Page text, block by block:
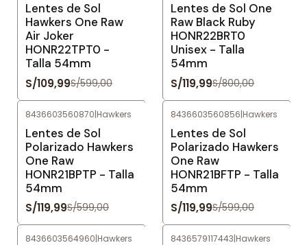
Lentes de Sol
Hawkers One Raw
Air Joker
HONR22TPT0 -
Talla 54mm
S/109,99S/599,00
Lentes de Sol One
Raw Black Ruby
HONR22BRT0
Unisex - Talla
54mm
S/119,99S/800,00
8436603560870|Hawkers
Lentes de Sol
Polarizado Hawkers
One Raw
HONR21BPTP - Talla
54mm
S/119,99S/599,00
8436603560856|Hawkers
Lentes de Sol
Polarizado Hawkers
One Raw
HONR21BFTP - Talla
54mm
S/119,99S/599,00
8436603564960|Hawkers 8436579117443|Hawkers